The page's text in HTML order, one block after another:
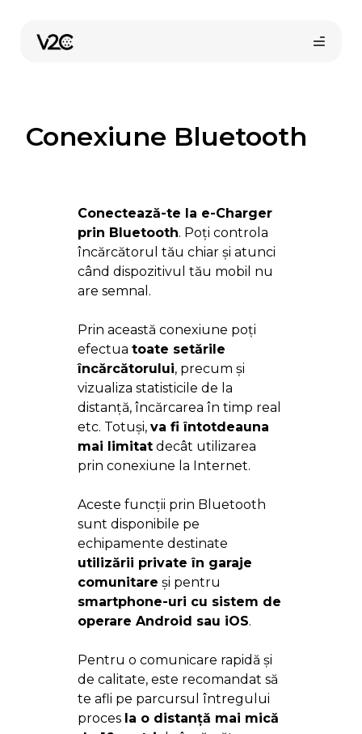
conținut
Cumpără online
Conexiune Bluetooth
Conectează-te la e-Charger
prin Bluetooth. Poți controla
încărcătorul tău chiar și atunci
când dispozitivul tău mobil nu
are semnal.
Prin această conexiune poți
efectua toate setările
încărcătorului, precum și
vizualiza statisticile de la
distanță, încărcarea în timp real
etc. Totuși, va fi întotdeauna
mai limitat decât utilizarea
prin conexiune la Internet.
Aceste funcții prin Bluetooth
sunt disponibile pe
echipamente destinate
utilizării private în garaje
comunitare și pentru
smartphone-uri cu sistem de
operare Android sau iOS.
Pentru o comunicare rapidă și
de calitate, este recomandat să
te afli pe parcursul întregului
proces la o distanță mai mică